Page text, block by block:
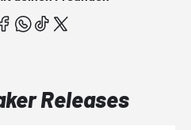
Releases